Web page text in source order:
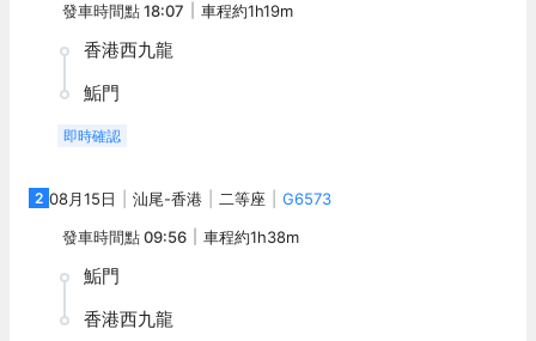
發車時間點18:07 車程約1h19m
香港西九龍
鮜門
即時確認
2 08月15日 汕尾-香港 二等座
G6573
發車時間點09:56 車程約1h38m
鮜門
香港西九龍